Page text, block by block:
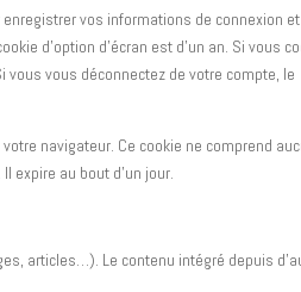
vos informations de connexion
d’option d’écran est d’un an. Si vous
vous déconnectez de votre compte, le
navigateur. Ce cookie ne comprend
expire au bout d’un jour.
articles…). Le contenu intégré depuis